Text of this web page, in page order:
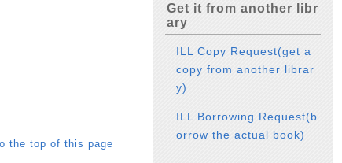
the top of this page
Get it from another libr
ary
ILL Copy Request(get a
copy from another librar
y)
ILL Borrowing Request(b
orrow the actual book)